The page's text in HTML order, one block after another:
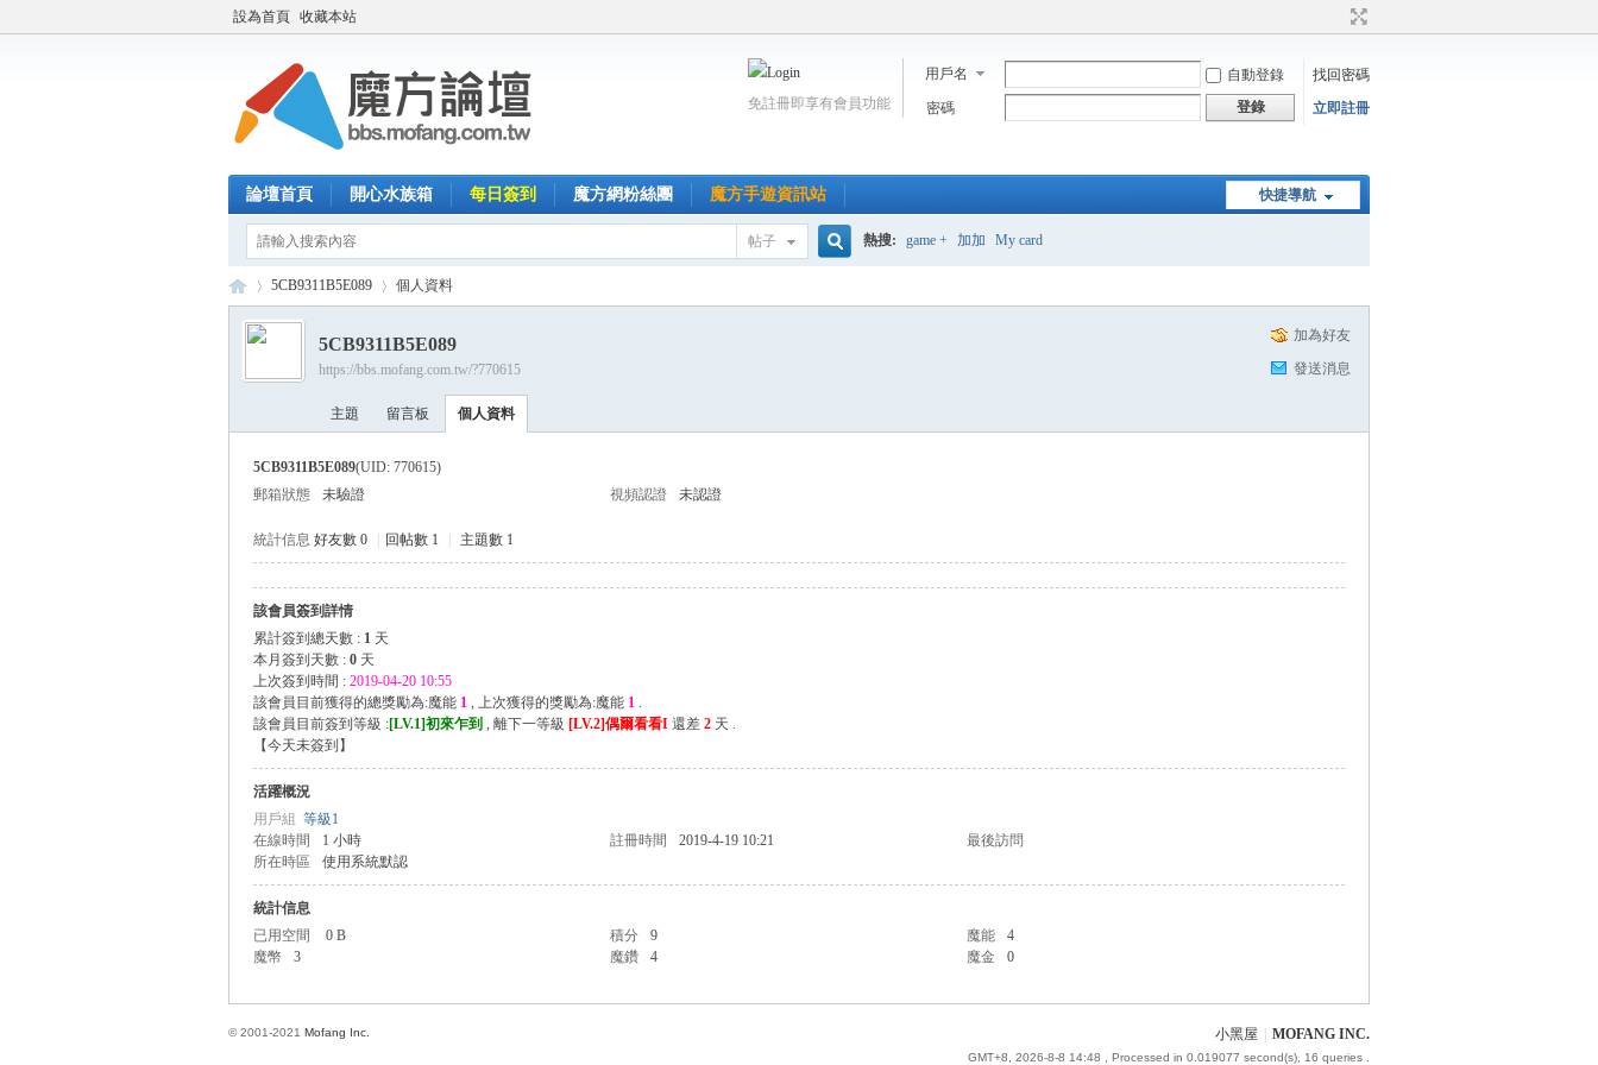
設為首頁 收藏本站
用戶名 自動登錄
找回密碼
密碼
登錄 立即註冊
免註冊即享有會員功能
快捷導航
論壇首頁 開心水族箱 每日簽到 魔方網粉絲團 魔方手遊資訊站
帖子 熱搜: game + 加加 My card
›
5CB9311B5E089 個人資料
加為好友
發送消息
5CB9311B5E089
https://bbs.mofang.com.tw/?770615
主題 留言板 個人資料
5CB9311B5E089(UID: 770615)
郵箱狀態
未驗證 視頻認證 未認證
統計信息 好友數 0 回帖數 1 主題數 1
該會員簽到詳情
累計簽到總天數 : 1 天
本月簽到天數 : 0 天
上次簽到時間 : 2019-04-20 10:55
該會員目前獲得的總獎勵為:魔能 1 , 上次獲得的獎勵為:魔能 1 .
該會員目前簽到等級 :[LV.1]初來乍到 , 離下一等級 [LV.2]偶爾看看I 還差 2 天 .
【今天未簽到 】
活躍概況
用戶組 等級1
在線時間
1 小時 註冊時間 2019-4-19 10:21
最後訪問
所在時區
使用系統默認
統計信息
已用空間
0 B 積分 9 魔能
4
魔幣
3 魔鑽 4 魔金 0
小黑屋 MOFANG INC.
GMT+8, 2026-8-8 14:48 , Processed in 0.019077 second(s), 16 queries .
© 2001-2021 Mofang Inc.